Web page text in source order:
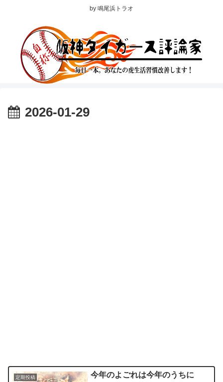
by 鳴尾浜トラオ
2026-01-29
定期投稿 今年のよごれは今年のうちに